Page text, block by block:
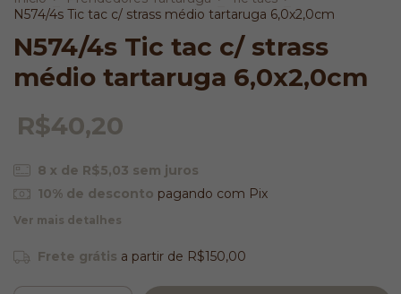
N574/4s Tic tac c/ strass médio tartaruga 6,0x2,0cm
N574/4s Tic tac c/ strass
médio tartaruga 6,0x2,0cm
R$40,20
8 x de R$5,03 sem juros
10% de desconto pagando com Pix
Ver mais detalhes
Frete grátis a partir de R$150,00